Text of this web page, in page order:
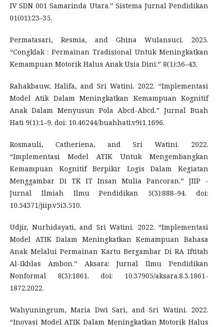
IV SDN 001 Samarinda Utara.” Sistema Jurnal Pendidikan
01(01):23–35.
Permatasari, Resmia, and Ghina Wulansuci. 2025.
“Congklak : Permainan Tradisional Untuk Meningkatkan
Kemampuan Motorik Halus Anak Usia Dini.” 8(1):36–43.
Rahakbauw, Halifa, and Sri Watini. 2022. “Implementasi
Model Atik Dalam Meningkatkan Kemampuan Kognitif
Anak Dalam Menyusun Pola Abcd-Abcd.” Jurnal Buah
Hati 9(1):1–9. doi: 10.46244/buahhati.v9i1.1696.
Rosmauli, Catheriena, and Sri Watini. 2022.
“Implementasi Model ATIK Untuk Mengembangkan
Kemampuan Kognitif Berpikir Logis Dalam Kegiatan
Menggambar Di TK IT Insan Mulia Pancoran.” JIIP -
Jurnal Ilmiah Ilmu Pendidikan 5(3):888–94. doi:
10.54371/jiip.v5i3.510.
Udjir, Nurhidayati, and Sri Watini. 2022. “Implementasi
Model ATIK Dalam Meningkatkan Kemampuan Bahasa
Anak Melalui Permainan Kartu Bergambar Di RA Iftitah
Al-Ikhlas Ambon.” Aksara: Jurnal Ilmu Pendidikan
Nonformal 8(3):1861. doi: 10.37905/aksara.8.3.1861-
1872.2022.
Wahyuningrum, Maria Dwi Sari, and Sri Watini. 2022.
“Inovasi Model ATIK Dalam Meningkatkan Motorik Halus